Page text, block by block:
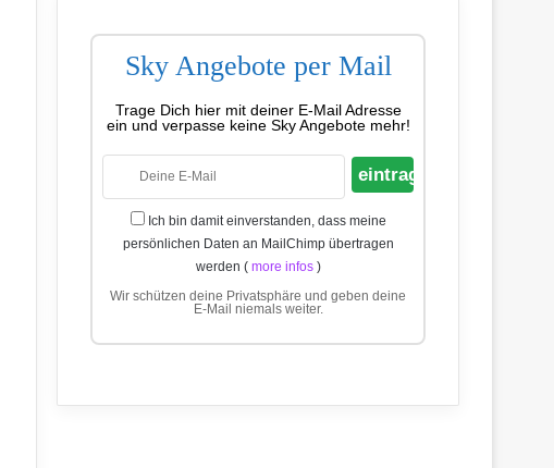
Sky Angebote per Mail
Trage Dich hier mit deiner E-Mail Adresse
ein und verpasse keine Sky Angebote mehr!
Ich bin damit einverstanden, dass meine
persönlichen Daten an MailChimp übertragen
werden ( more infos)
Wir schützen deine Privatsphäre und geben deine
E-Mail niemals weiter.